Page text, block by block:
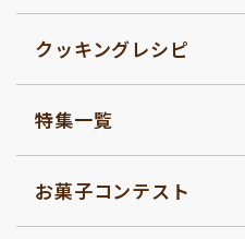
クッキングレシピ
特集一覧
お菓子コンテスト